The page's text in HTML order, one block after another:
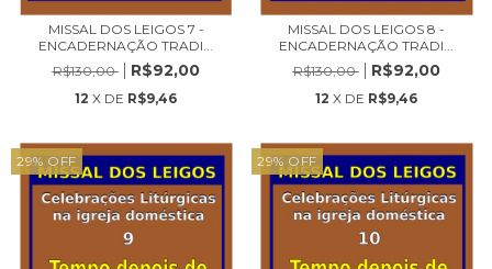
MISSAL DOS LEIGOS 7 -
ENCADERNAÇÃO TRADI...
R$130,00
R$92,00
12 X DE R$9,46
MISSAL DOS LEIGOS 8 -
ENCADERNAÇÃO TRADI...
R$130,00
R$92,00
12 X DE R$9,46
29% OFF 29% OFF